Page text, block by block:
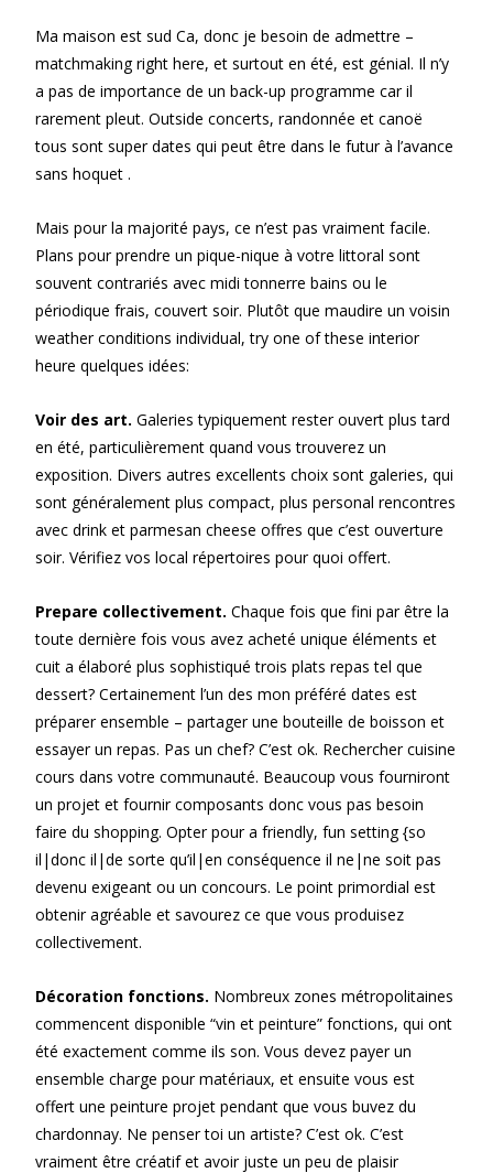
Ma maison est sud Ca, donc je besoin de admettre –
matchmaking right here, et surtout en été, est génial. Il n’y
a pas de importance de un back-up programme car il
rarement pleut. Outside concerts, randonnée et canoë
tous sont super dates qui peut être dans le futur à l’avance
sans hoquet .
Mais pour la majorité pays, ce n’est pas vraiment facile.
Plans pour prendre un pique-nique à votre littoral sont
souvent contrariés avec midi tonnerre bains ou le
périodique frais, couvert soir. Plutôt que maudire un voisin
weather conditions individual, try one of these interior
heure quelques idées:
Voir des art. Galeries typiquement rester ouvert plus tard
en été, particulièrement quand vous trouverez un
exposition. Divers autres excellents choix sont galeries, qui
sont généralement plus compact, plus personal rencontres
avec drink et parmesan cheese offres que c’est ouverture
soir. Vérifiez vos local répertoires pour quoi offert.
Prepare collectivement. Chaque fois que fini par être la
toute dernière fois vous avez acheté unique éléments et
cuit a élaboré plus sophistiqué trois plats repas tel que
dessert? Certainement l’un des mon préféré dates est
préparer ensemble – partager une bouteille de boisson et
essayer un repas. Pas un chef? C’est ok. Rechercher cuisine
cours dans votre communauté. Beaucoup vous fourniront
un projet et fournir composants donc vous pas besoin
faire du shopping. Opter pour a friendly, fun setting {so
il|donc il|de sorte qu’il|en conséquence il ne|ne soit pas
devenu exigeant ou un concours. Le point primordial est
obtenir agréable et savourez ce que vous produisez
collectivement.
Décoration fonctions. Nombreux zones métropolitaines
commencent disponible “vin et peinture” fonctions, qui ont
été exactement comme ils son. Vous devez payer un
ensemble charge pour matériaux, et ensuite vous est
offert une peinture projet pendant que vous buvez du
chardonnay. Ne penser toi un artiste? C’est ok. C’est
vraiment être créatif et avoir juste un peu de plaisir